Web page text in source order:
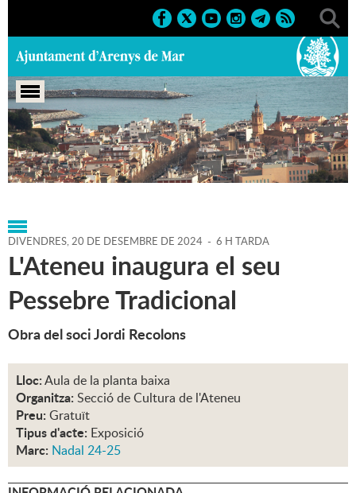
Portada > Agenda > 20-12-
2024 > Marcs > Culturals > 2024 > Nadal 24-25
DIVENDRES,20 DE DESEMBRE DE 2024 - 6 H TARDA
L'Ateneu inaugura el seu
Pessebre Tradicional
Obra del soci Jordi Recolons
Lloc:Aula de la planta baixa
Organitza: Secció de Cultura de l'Ateneu
Preu: Gratuït
Tipus d'acte: Exposició
Marc: Nadal 24-25